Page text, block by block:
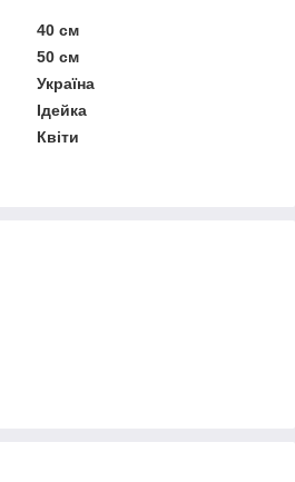
40 см
50 см
Україна
Ідейка
Квіти